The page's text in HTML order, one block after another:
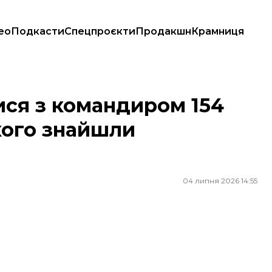
ПодкастиСпецпроєктиПродакшнКрамниця
знайшли застреленим
з командиром 154
знайшли
04 липня 2026 14:55